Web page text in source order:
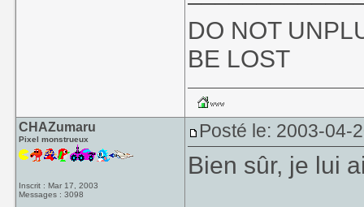
DO NOT
BE LOST
CHAZumaru
Pixel monstrueux
Inscrit : Mar 17, 2003
Messages : 3098
Posté le: 2003-04-
Bien sûr, je lui